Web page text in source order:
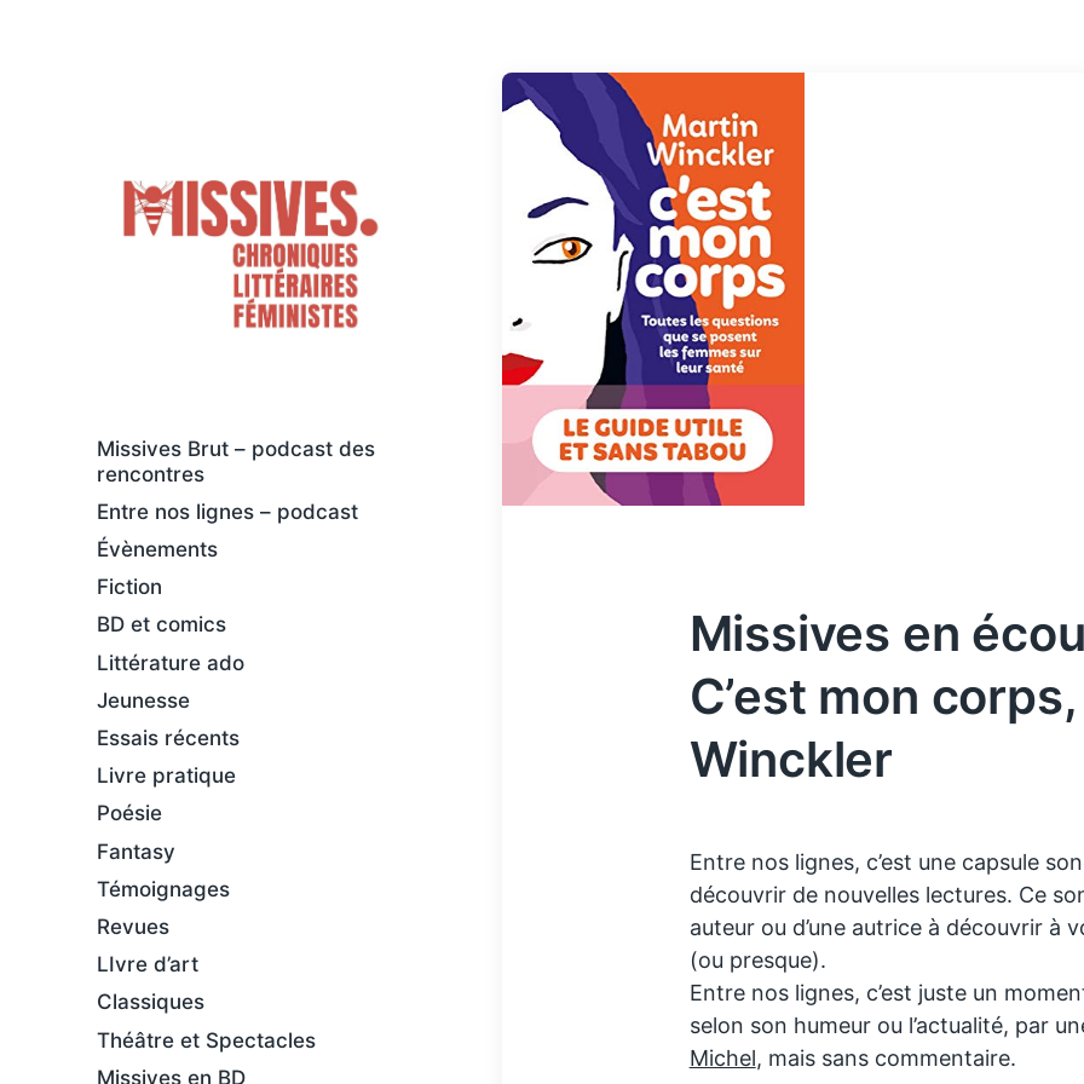
large
Missives Brut – podcast des
rencontres
Entre nos lignes – podcast
Évènements
Fiction
BD et comics
Littérature ado
Jeunesse
Essais récents
Livre pratique
Poésie
Fantasy
Témoignages
Revues
LIvre d’art
Classiques
Théâtre et Spectacles
Missives en BD
Missives en
C’est mon
Winckler
Entre nos lignes, c’est une capsule
découvrir de nouvelles lectures. Ce
auteur ou d’une autrice à découvrir à
(ou presque).
Entre nos lignes, c’est juste un
selon son humeur ou l’actualité, par
Michel, mais sans commentaire.